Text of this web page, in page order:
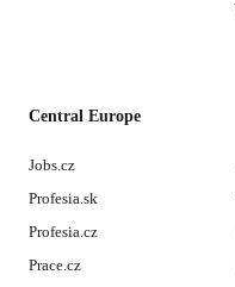
Central Europe
Jobs.cz
Profesia.sk
Profesia.cz
Prace.cz